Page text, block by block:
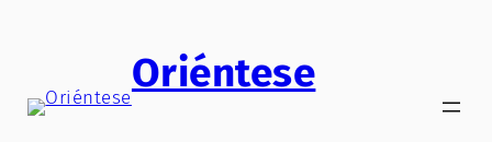
Oriéntese